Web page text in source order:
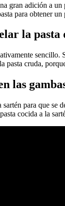
gran adición a
para obtener
la pasta
sencillo.
pasta cruda,
las
para que se
cocida a la